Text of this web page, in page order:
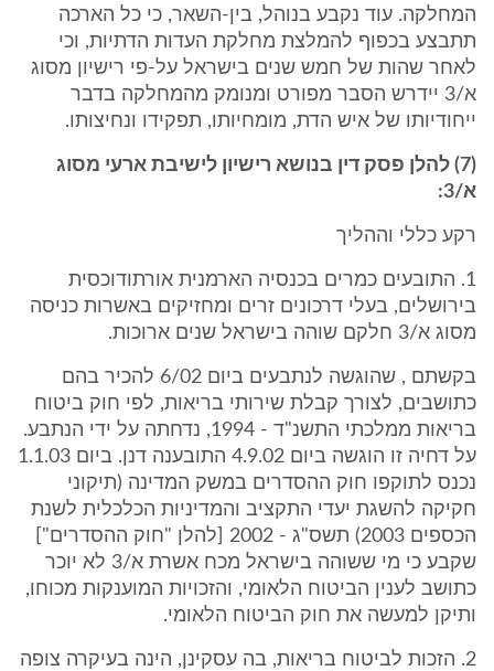
המחלקה. עוד נקבע בנוהל, בין-השאר, כי כל הארכה
תתבצע בכפוף להמלצת מחלקת העדות הדתיות, וכי
לאחר שהות של חמש שנים בישראל על-פי רישיון מסוג
א/3 יידרש הסבר מפורט ומנומק מהמחלקה בדבר
ייחודיותו של איש הדת, מומחיותו, תפקידו ונחיצותו.
(7) להלן פסק דין בנושא רישיון לישיבת ארעי מסוג
א/3:
רקע כללי וההליך
1. התובעים כמרים בכנסיה הארמנית אורתודוכסית
בירושלים, בעלי דרכונים זרים ומחזיקים באשרות כניסה
מסוג א/3 חלקם שוהה בישראל שנים ארוכות.
בקשתם , שהוגשה לנתבעים ביום 6/02 להכיר בהם
כתושבים, לצורך קבלת שירותי בריאות, לפי חוק ביטוח
בריאות ממלכתי התשנ"ד - 1994, נדחתה על ידי הנתבע.
על דחיה זו הוגשה ביום 4.9.02 התובענה דנן. ביום 1.1.03
נכנס לתוקפו חוק ההסדרים במשק המדינה (תיקוני
חקיקה להשגת יעדי התקציב והמדיניות הכלכלית לשנת
הכספים 2003) תשס"ג - 2002 [להלן "חוק ההסדרים"]
שקבע כי מי ששוהה בישראל מכח אשרת א/3 לא יוכר
כתושב לענין הביטוח הלאומי, והזכויות המוענקות מכוחו,
ותיקן למעשה את חוק הביטוח הלאומי.
2. הזכות לביטוח בריאות, בה עסקינן, הינה בעיקרה צופה